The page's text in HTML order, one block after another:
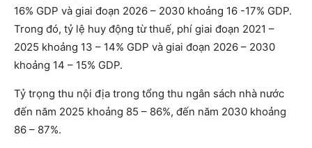
16% GDP và giai đoạn 2026 – 2030 khoảng 16 -17% GDP.
Trong đó, tỷ lệ huy động từ thuế, phí giai đoạn 2021 –
2025 khoảng 13 – 14% GDP và giai đoạn 2026 – 2030
khoảng 14 – 15% GDP.
Tỷ trọng thu nội địa trong tổng thu ngân sách nhà nước
đến năm 2025 khoảng 85 – 86%, đến năm 2030 khoảng
86 – 87%.